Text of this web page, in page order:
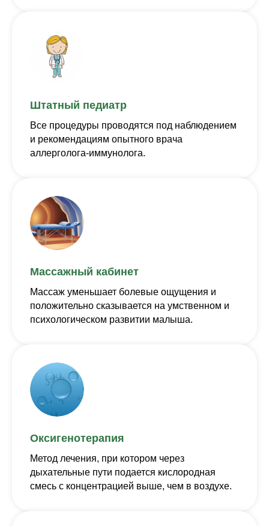
Штатный педиатр
Все процедуры проводятся под наблюдением
и рекомендациям опытного врача
аллерголога-иммунолога.
Массажный кабинет
Массаж уменьшает болевые ощущения и
положительно сказывается на умственном и
психологическом развитии малыша.
Оксигенотерапия
Метод лечения, при котором через
дыхательные пути подается кислородная
смесь с концентрацией выше, чем в воздухе.